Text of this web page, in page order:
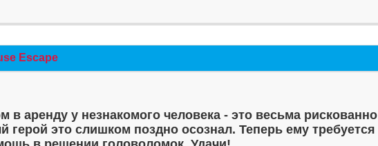
Escape
в аренду у незнакомого человека - это весьма рискованно
герой это слишком поздно осознал. Теперь ему требуется